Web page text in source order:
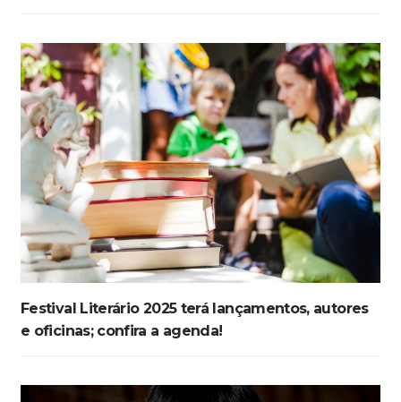
Festival Literário 2025 terá lançamentos, autores
e oficinas; confira a agenda!